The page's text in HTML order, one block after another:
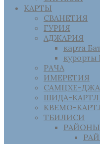
КАРТЫ
СВАНЕТИЯ
ГУРИЯ
АДЖАРИЯ
карта
курорты
РАЧА
ИМЕРЕТИЯ
САМЦХЕ-
ШИДА-
КВЕМО-
ТБИЛИСИ